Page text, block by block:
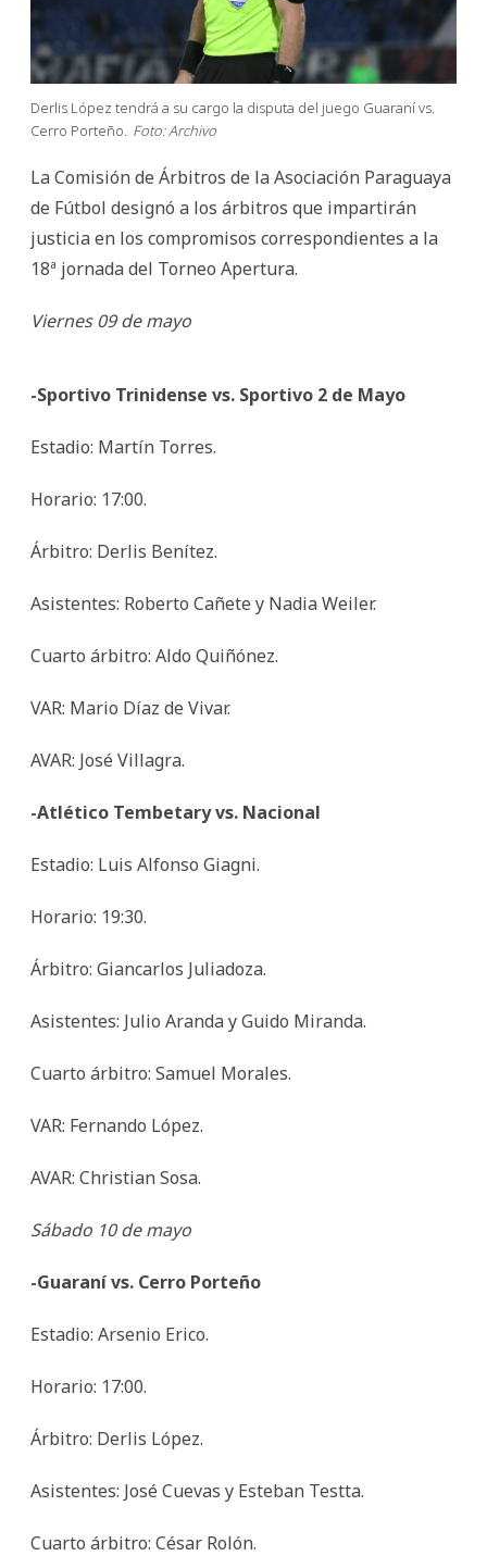
Derlis López tendrá a su cargo la disputa del juego Guaraní vs.
Cerro Porteño. Foto: Archivo
La Comisión de Árbitros de la Asociación Paraguaya
de Fútbol designó a los árbitros que impartirán
justicia en los compromisos correspondientes a la
18ª jornada del Torneo Apertura.
Viernes 09 de mayo
-Sportivo Trinidense vs. Sportivo 2 de Mayo
Estadio: Martín Torres.
Horario: 17:00.
Árbitro: Derlis Benítez.
Asistentes: Roberto Cañete y Nadia Weiler.
Cuarto árbitro: Aldo Quiñónez.
VAR: Mario Díaz de Vivar.
AVAR: José Villagra.
-Atlético Tembetary vs. Nacional
Estadio: Luis Alfonso Giagni.
Horario: 19:30.
Árbitro: Giancarlos Juliadoza.
Asistentes: Julio Aranda y Guido Miranda.
Cuarto árbitro: Samuel Morales.
VAR: Fernando López.
AVAR: Christian Sosa.
Sábado 10 de mayo
-Guaraní vs. Cerro Porteño
Estadio: Arsenio Erico.
Horario: 17:00.
Árbitro: Derlis López.
Asistentes: José Cuevas y Esteban Testta.
Cuarto árbitro: César Rolón.